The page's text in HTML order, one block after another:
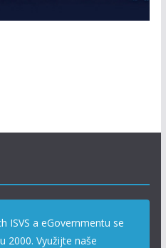
ISVS a eGovernmentu se
2000. Využijte naše